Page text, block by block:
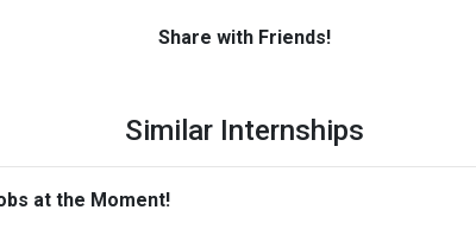
Share with Friends!
Similar Internships
at the Moment!